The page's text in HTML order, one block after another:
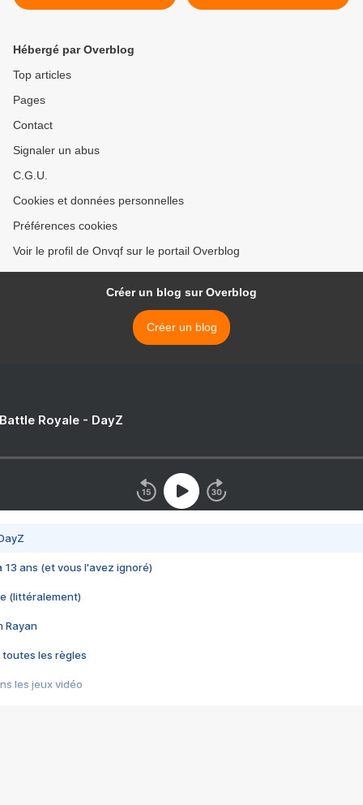
50 ) A
Hébergé par Overblog
Top articles
Pages
Contact
Signaler un abus
C.G.U.
Cookies et données personnelles
Préférences cookies
Voir le profil de Onvqf sur le portail Overblog
Créer un blog sur Overblog
Créer un blog
Royale - DayZ
13 ans (et vous l'avez ignoré)
(littéralement)
Rayan
toutes les règles
les jeux vidéo